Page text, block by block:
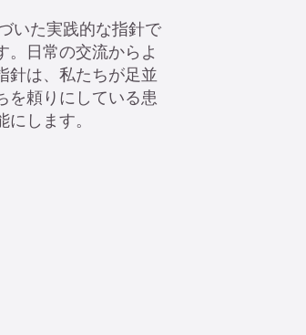
いた実践的な指針で
。日常の交流からよ
針は、私たちが足並
を頼りにしている患
します。